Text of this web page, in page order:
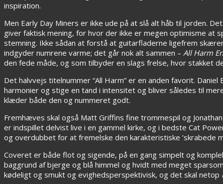
inspiration.
Men Early Day Miners er ikke ude på at slå alt håb til jorden.
giver faktisk mening, for hvor der ikke er megen optimisme at
stemning. Ikke sådan at forstå at guitarfladerne ligefrem
indgyder numrene varme; det går nok alt sammen – All Harm
den fede måde, og som tilbyder en slags frelse, hvor stakket
Det halvvejs titelnummer “All Harm” er en anden favorit.
harmonier og stige en tand i intensitet og bliver således til
klæder både den og nummeret godt.
Fremhæves skal også Matt Griffins fine trommespil og
er indspillet delvist live i en gammel kirke, og i bedste Cat
og overdubbet for at fremelske den karakteristiske ’skrabede
Coveret er både flot og sigende, på en gang simpelt og
baggrund af bjerge og blå himmel og hvidt med meget
kødeligt og smukt og evighedsperspektivisk, og det skal netop